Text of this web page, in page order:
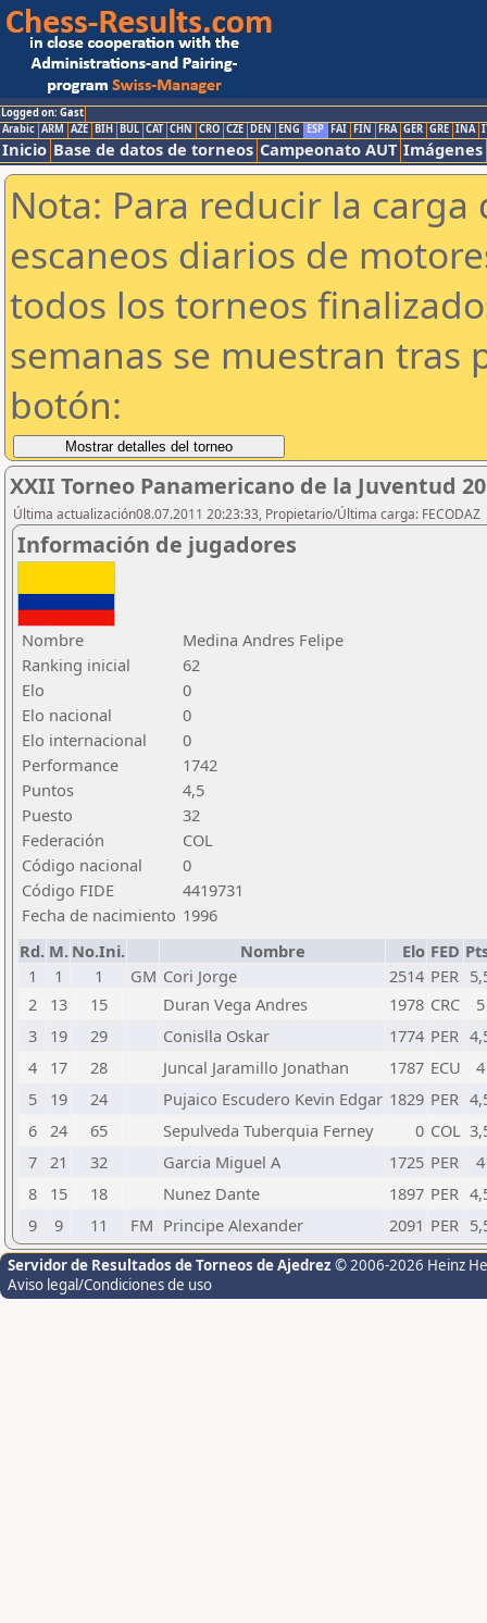
Logged on: Gast
Arabic ARM AZE BIH BUL CAT CHN CRO CZE DEN ENG ESP FAI FIN FRA GER GRE INA
Inicio Base de datos de torneos Campeonato AUT Imágenes
Nota: Para reducir la
escaneos diarios de
todos los torneos
semanas se muestran tras
botón:
XXII Torneo Panamericano de la Juventud
Última actualización08.07.2011 20:23:33, Propietario/Última carga: FECODAZ
Información de jugadores
Nombre
Medina Andres Felipe
Ranking inicial
62
Elo
0
Elo nacional
0
Elo internacional
0
Performance
1742
Puntos
4,5
Puesto
32
Federación
COL
Código nacional
0
Código FIDE
4419731
Fecha de nacimiento 1996
Rd. M. No.Ini. Nombre Elo FED
1
1 1 GM Cori Jorge 2514 PER
2
13 15 Duran Vega Andres 1978 CRC
5
3
19 29 Conislla Oskar 1774 PER
4
17 28 Juncal Jaramillo Jonathan 1787 ECU
4
5
19 24 Pujaico Escudero Kevin Edgar 1829 PER
6 24 65 Sepulveda Tuberquia Ferney 0 COL
7 21 32 Garcia Miguel A 1725 PER
4
8
15 18 Nunez Dante 1897 PER
9
9 11 FM Principe Alexander 2091 PER
Servidor de Resultados de Torneos de Ajedrez © 2006-2026 Heinz
Aviso legal/Condiciones de uso